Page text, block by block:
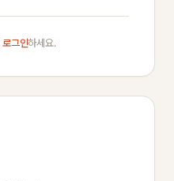
로그인하세요.